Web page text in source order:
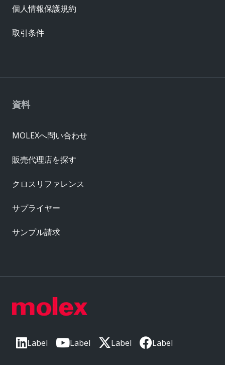
Label Label Label Label
資料
MOLEXへ問い合わせ
販売代理店を探す
クロスリファレンス
サプライヤー
サンプル請求
個人情報保護規約
取引条件